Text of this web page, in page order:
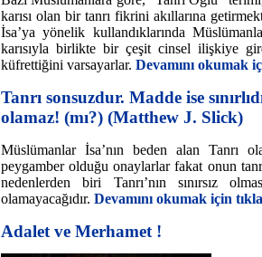
karısı olan bir tanrı fikrini akıllarına
İsa’ya yönelik kullandıklarında
karısıyla birlikte bir çeşit cinsel ilişkiye
küfrettiğini varsayarlar. Devamını okumak
Tanrı sonsuzdur. Madde ise
olamaz! (mı?) (Matthew J. Slick)
Müslümanlar İsa’nın beden alan Tanrı
peygamber olduğu onaylarlar fakat onun
nedenlerden biri Tanrı’nın sınırsız
olamayacağıdır. Devamını okumak için
Adalet ve Merhamet !